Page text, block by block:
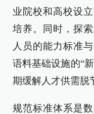
业院校和高校设
培养。同时，探
人员的能力标准
语料基础设施的“
期缓解人才供需脱
规范标准体系是